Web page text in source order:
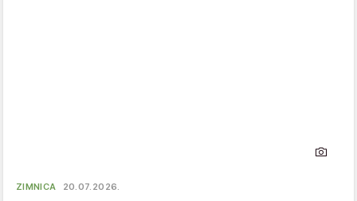
ZIMNICA 20.07.2026.